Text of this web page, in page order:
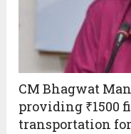
CM Bhagwat
providing ₹1500
transportation